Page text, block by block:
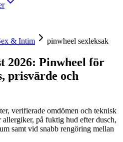
& Intim pinwheel sexleksak
2026: Pinwheel för
prisvärde och
verifierade omdömen och teknisk
allergiker, på fuktig hud efter dusch,
samt vid snabb rengöring mellan